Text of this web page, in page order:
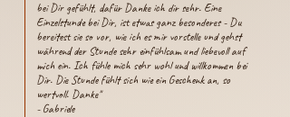
bei Dir gefühlt, dafür Danke ich dir sehr. Eine
Einzelstunde bei Dir, ist etwas ganz besonderes - Du
bereitest sie so vor, wie ich es mir vorstelle und gehst
während der Stunde sehr einfühlsam und liebevoll auf
mich ein. Ich fühle mich sehr wohl und willkommen bei
Dir. Die Stunde fühlt sich wie ein Geschenk an, so
wertvoll. Danke"​
- Gabriele